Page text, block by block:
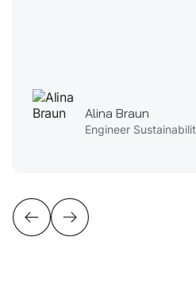
Alina Braun
Engineer